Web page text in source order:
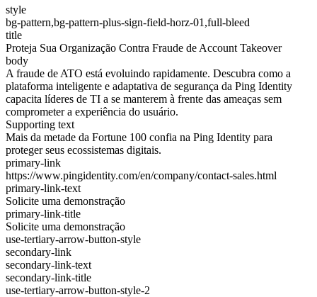
style
bg-pattern,bg-pattern-plus-sign-field-horz-01,full-bleed
title
Proteja Sua Organização Contra Fraude de Account Takeover
body
A fraude de ATO está evoluindo rapidamente. Descubra como a
plataforma inteligente e adaptativa de segurança da Ping Identity
capacita líderes de TI a se manterem à frente das ameaças sem
comprometer a experiência do usuário.
Supporting text
Mais da metade da Fortune 100 confia na Ping Identity para
proteger seus ecossistemas digitais.
primary-link
https://www.pingidentity.com/en/company/contact-sales.html
primary-link-text
Solicite uma demonstração
primary-link-title
Solicite uma demonstração
use-tertiary-arrow-button-style
secondary-link
secondary-link-text
secondary-link-title
use-tertiary-arrow-button-style-2